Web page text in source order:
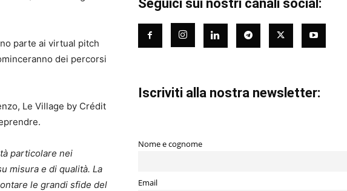
parte ai virtual pitch
dei percorsi
Le Village by Crédit
particolare nei
misura e di qualità. La
le grandi sfide del
Seguici sui nostri canali social:
Iscriviti alla nostra newsletter:
Nome e cognome
Email